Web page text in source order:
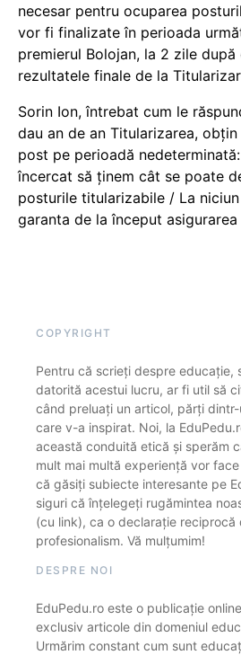
necesar pentru ocuparea
vor fi finalizate în perioada
premierul Bolojan, la 2 zile
rezultatele finale de la
Sorin Ion, întrebat cum le
dau an de an Titularizarea,
post pe perioadă
încercat să ținem cât se poate
posturile titularizabile / La
garanta de la început
COPYRIGHT
Pentru că scrieți despre educație,
datorită acestui lucru, ar fi util să
când preluați un articol, părți
care v-a inspirat. Noi, la
această conduită etică și sperăm
mult mai multă experiență vor
că găsiți subiecte interesante pe
siguri că înțelegeți rugămintea
(cu link), ca o declarație reciprocă
profesionalism. Vă mulțumim!
DESPRE NOI
EduPedu.ro este o publicație
exclusiv articole din domeniul
Urmărim constant cum sunt